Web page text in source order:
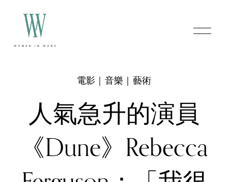
O
p
人氣急升的演員
《Dune》Rebecca
電影｜音樂｜藝術